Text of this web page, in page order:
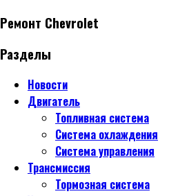
Ремонт Chevrolet
Разделы
Новости
Двигатель
Топливная система
Система охлаждения
Система управления
Трансмиссия
Тормозная система